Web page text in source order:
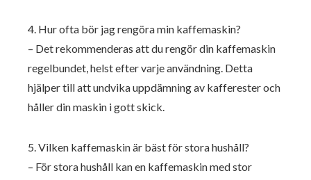
4. Hur ofta bör jag rengöra min kaffemaskin?
– Det rekommenderas att du rengör din kaffemaskin
regelbundet, helst efter varje användning. Detta
hjälper till att undvika uppdämning av kafferester och
håller din maskin i gott skick.
5. Vilken kaffemaskin är bäst för stora hushåll?
– För stora hushåll kan en kaffemaskin med stor